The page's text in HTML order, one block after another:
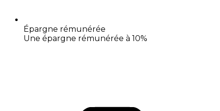
Épargne rémunérée
Une épargne rémunérée à 10%